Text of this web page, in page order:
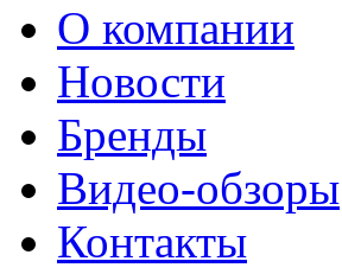
О компании
Новости
Бренды
Видео-обзоры
Контакты